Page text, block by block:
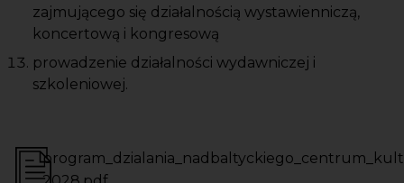
zajmującego się działalnością wystawienniczą,
koncertową i kongresową
prowadzenie działalności wydawniczej i
szkoleniowej.
Pliki - dokumenty